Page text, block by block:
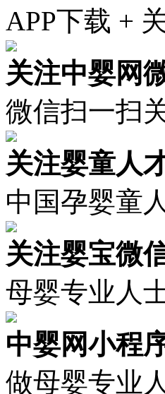
APP下载 +
关注中婴网
微信扫一扫
关注婴童人
中国孕婴童
关注婴宝微
母婴专业人
中婴网小程
做母婴专业